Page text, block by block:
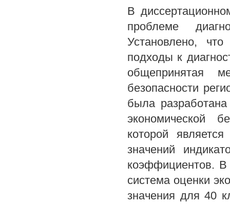
В
проблеме
Установлено,
подходы к
общепринятая
безопасности
была
экономической
которой
значений
коэффициентов. В
система оценки
значения для 40